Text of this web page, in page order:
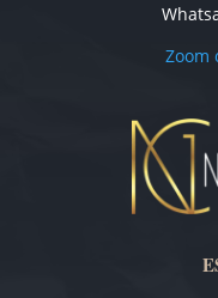
Zoom